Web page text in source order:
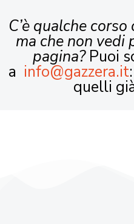
C’è qualche
ma che non vedi
pagina?Puoi
a info@gazzera.it
quelli